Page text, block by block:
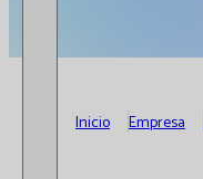
Inicio Empresa